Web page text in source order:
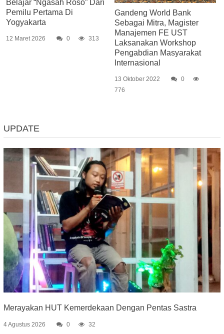
Belajar “Ngasah Roso” Dari
Pemilu Pertama Di
Yogyakarta
12 Maret 2026 0 313
Gandeng World Bank
Sebagai Mitra, Magister
Manajemen FE UST
Laksanakan Workshop
Pengabdian Masyarakat
Internasional
13 Oktober 2022
0
776
UPDATE
Merayakan HUT Kemerdekaan Dengan Pentas Sastra
4 Agustus 2026 0 32